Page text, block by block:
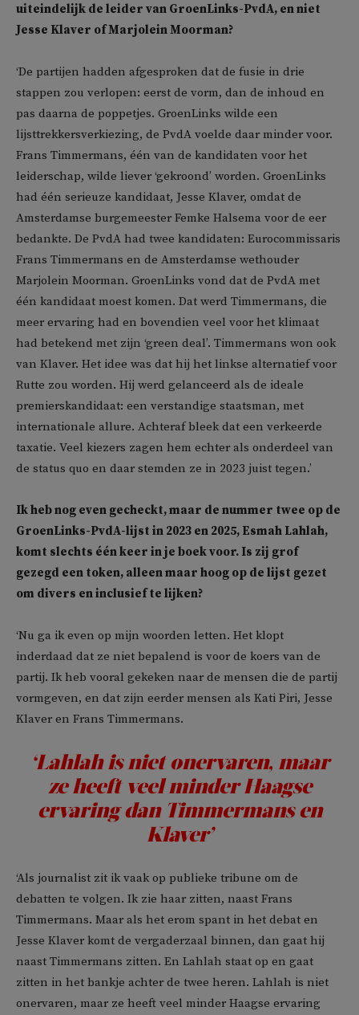
uiteindelijk de leider van GroenLinks-PvdA, en niet
Jesse Klaver of Marjolein Moorman?
‘De partijen hadden afgesproken dat de fusie in drie
stappen zou verlopen: eerst de vorm, dan de inhoud en
pas daarna de poppetjes. GroenLinks wilde een
lijsttrekkersverkiezing, de PvdA voelde daar minder voor.
Frans Timmermans, één van de kandidaten voor het
leiderschap, wilde liever ‘gekroond’ worden. GroenLinks
had één serieuze kandidaat, Jesse Klaver, omdat de
Amsterdamse burgemeester Femke Halsema voor de eer
bedankte. De PvdA had twee kandidaten: Eurocommissaris
Frans Timmermans en de Amsterdamse wethouder
Marjolein Moorman. GroenLinks vond dat de PvdA met
één kandidaat moest komen. Dat werd Timmermans, die
meer ervaring had en bovendien veel voor het klimaat
had betekend met zijn ‘green deal’. Timmermans won ook
van Klaver. Het idee was dat hij het linkse alternatief voor
Rutte zou worden. Hij werd gelanceerd als de ideale
premierskandidaat: een verstandige staatsman, met
internationale allure. Achteraf bleek dat een verkeerde
taxatie. Veel kiezers zagen hem echter als onderdeel van
de status quo en daar stemden ze in 2023 juist tegen.’
Ik heb nog even gecheckt, maar de nummer twee op de
GroenLinks-PvdA-lijst in 2023 en 2025, Esmah Lahlah,
komt slechts één keer in je boek voor. Is zij grof
gezegd een token, alleen maar hoog op de lijst gezet
om divers en inclusief te lijken?
‘Nu ga ik even op mijn woorden letten. Het klopt
inderdaad dat ze niet bepalend is voor de koers van de
partij. Ik heb vooral gekeken naar de mensen die de partij
vormgeven, en dat zijn eerder mensen als Kati Piri, Jesse
Klaver en Frans Timmermans.
‘Lahlah is niet onervaren, maar
ze heeft veel minder Haagse
ervaring dan Timmermans en
Klaver’
‘Als journalist zit ik vaak op publieke tribune om de
debatten te volgen. Ik zie haar zitten, naast Frans
Timmermans. Maar als het erom spant in het debat en
Jesse Klaver komt de vergaderzaal binnen, dan gaat hij
naast Timmermans zitten. En Lahlah staat op en gaat
zitten in het bankje achter de twee heren. Lahlah is niet
onervaren, maar ze heeft veel minder Haagse ervaring